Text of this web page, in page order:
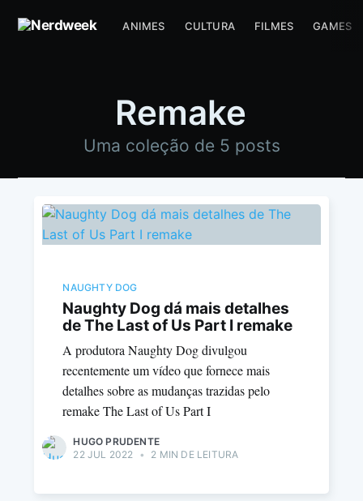
ANIMES CULTURA FILMES GAMES
Remake
Uma coleção de 5 posts
NAUGHTY DOG
Naughty Dog dá mais detalhes
de The Last of Us Part I remake
A produtora Naughty Dog divulgou
recentemente um vídeo que fornece mais
detalhes sobre as mudanças trazidas pelo
remake The Last of Us Part I
HUGO PRUDENTE
22 JUL 2022 • 2 MIN DE LEITURA